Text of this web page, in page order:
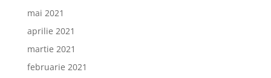
mai 2021
aprilie 2021
martie 2021
februarie 2021